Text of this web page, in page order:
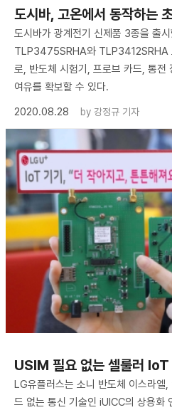
도시바, 고온에서 동작하는
도시바가 광계전기 신제품 3종을 출
TLP3475SRHA와 TLP3412SRHA
로, 반도체 시험기, 프로브 카드, 통전
여유를 확보할 수 있다.
2020.08.28
by 강정규 기자
USIM 필요 없는 셀룰러 IoT
LG유플러스는 소니 반도체 이스라
드 없는 통신 기술인 iUICC의 상용화